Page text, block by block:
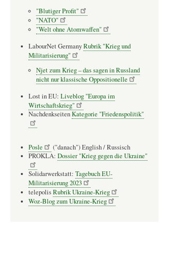
"Blutiger Profit"
"NATO"
"Welt ohne Atomwaffen"
LabourNet GermanyRubrik "Krieg und
Militarisierung"
Njet zum Krieg – das sagen in Russland
nicht nur klassische Oppositionelle
Lost in EU: Liveblog "Europa im
Wirtschaftskrieg"
NachdenkseitenKategorie "Friedenspolitik"
Posle
("danach") English / Russisch
PROKLA: Dossier "Krieg gegen die Ukraine"
Solidarwerkstatt: Tagebuch EU-
Militarisierung 2023
telepolisRubrik Ukraine-Krieg
Woz-Blog zum Ukraine-Krieg